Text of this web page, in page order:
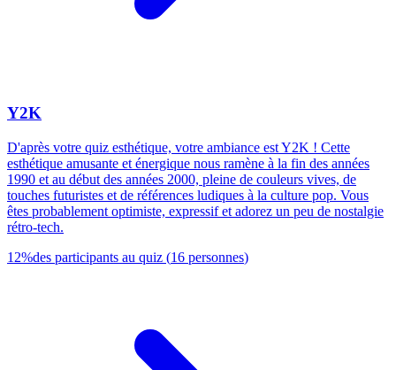
Y2K
D'après votre quiz esthétique, votre ambiance est Y2K ! Cette
esthétique amusante et énergique nous ramène à la fin des années
1990 et au début des années 2000, pleine de couleurs vives, de
touches futuristes et de références ludiques à la culture pop. Vous
êtes probablement optimiste, expressif et adorez un peu de nostalgie
rétro-tech.
12%des participants au quiz (16 personnes)